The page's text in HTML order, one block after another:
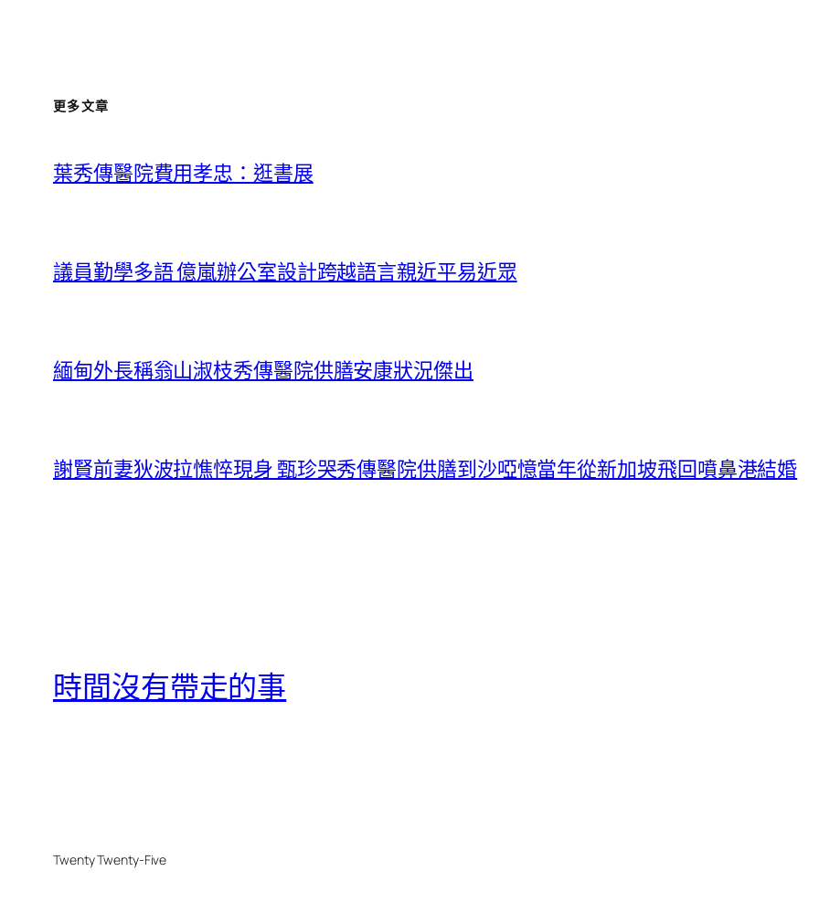
更多文章
葉秀傳醫院費用孝忠：逛書展
議員勤學多語 億嵐辦公室設計跨越語言親近平易近眾
緬甸外長稱翁山淑枝秀傳醫院供膳安康狀況傑出
謝賢前妻狄波拉憔悴現身 甄珍哭秀傳醫院供膳到沙啞憶當年從新加坡飛回噴鼻港結婚
時間沒有帶走的事
Twenty Twenty-Five